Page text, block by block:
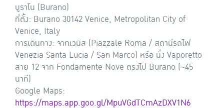
บูราโน (Burano)
ที่ตั้ง: Burano 30142 Venice, Metropolitan City of
Venice, Italy
การเดินทาง: จากเวนิส (Piazzale Roma / สถานีรถไฟ
Venezia Santa Lucia / San Marco) หรือ นั่ง Vaporetto
สาย 12 จาก Fondamente Nove ตรงไป Burano (~45
นาที)
Google Maps:
https://maps.app.goo.gl/MpuVGdTCmAzDXV1N6